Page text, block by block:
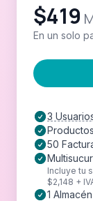
$419
En un solo
3
50
Incluye tu
$2,148 +
1 Almacén